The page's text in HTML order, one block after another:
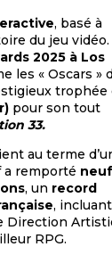
, basé à
du jeu vidéo.
2025 à Los
les « Oscars »
trophée
pour son tout
33.
au terme
a remporté neuf
, un record
, incluant
Direction
RPG.